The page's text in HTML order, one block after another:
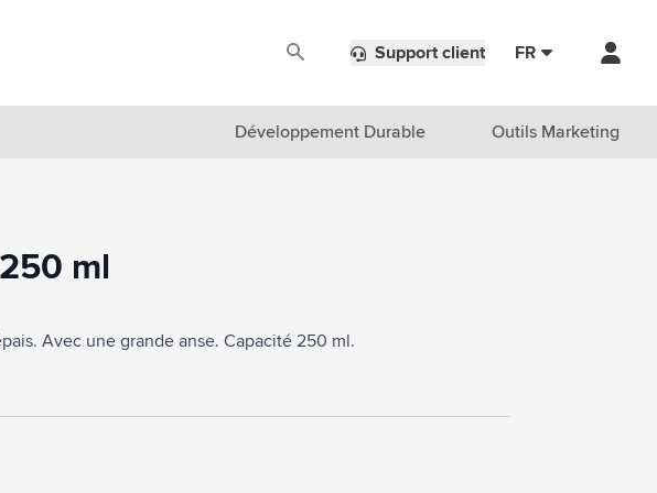
Support client FR
Développement Durable Outils Marketing
ml
Avec une grande anse. Capacité 250 ml.